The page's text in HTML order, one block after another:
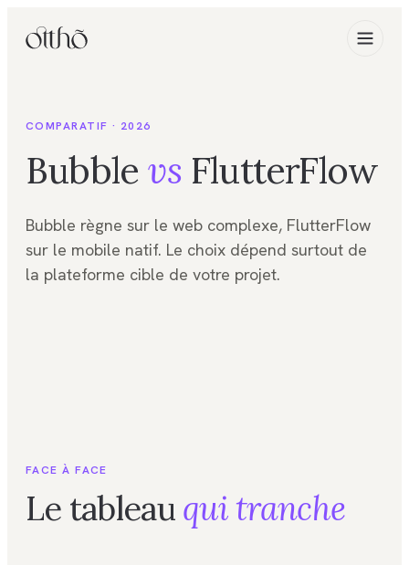
COMPARATIF · 2026
Bubble vs FlutterFlow
Bubble règne sur le web complexe, FlutterFlow
sur le mobile natif. Le choix dépend surtout de
la plateforme cible de votre projet.
FACE À FACE
Le tableauqui tranche